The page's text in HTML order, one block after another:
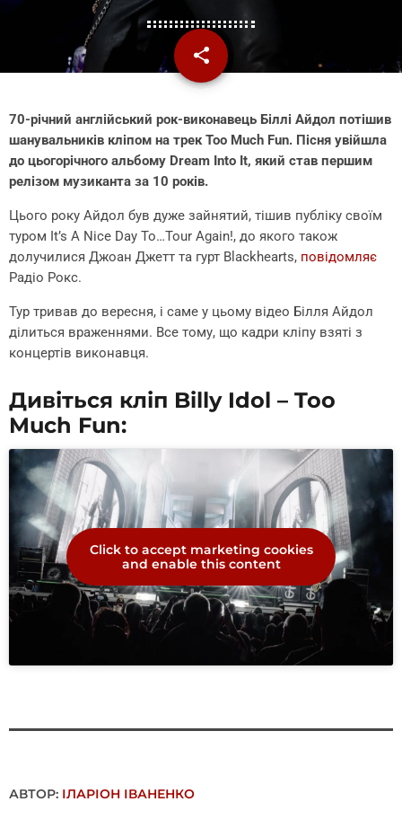
share
email
70-річний англійський рок-виконавець Біллі Айдол потішив
шанувальників кліпом на трек Too Much Fun. Пісня увійшла
до цьогорічного альбому Dream Into It, який став першим
релізом музиканта за 10 років.
Цього року Айдол був дуже зайнятий, тішив публіку своїм
туром It’s A Nice Day To…Tour Again!, до якого також
долучилися Джоан Джетт та гурт Blackhearts, повідомляє
Радіо Рокс.
Тур тривав до вересня, і саме у цьому відео Білля Айдол
ділиться враженнями. Все тому, що кадри кліпу взяті з
концертів виконавця.
Дивіться кліп Billy Idol – Too
Much Fun:
Click to accept marketing cookies
and enable this content
АВТОР: ІЛАРІОН ІВАНЕНКО